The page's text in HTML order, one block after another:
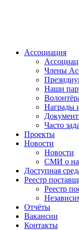
Ассоциация
Члены
Наши
Награды
Часто
Проекты
Новости
Новости
СМИ о
Доступная
Реестр
Реестр
Отчёты
Вакансии
Контакты